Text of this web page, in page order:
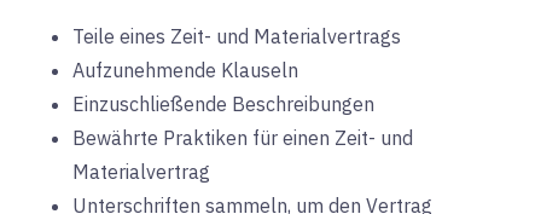
Teile eines Zeit- und Materialvertrags
Aufzunehmende Klauseln
Einzuschließende Beschreibungen
Bewährte Praktiken für einen Zeit- und
Materialvertrag
Unterschriften sammeln, um den Vertrag